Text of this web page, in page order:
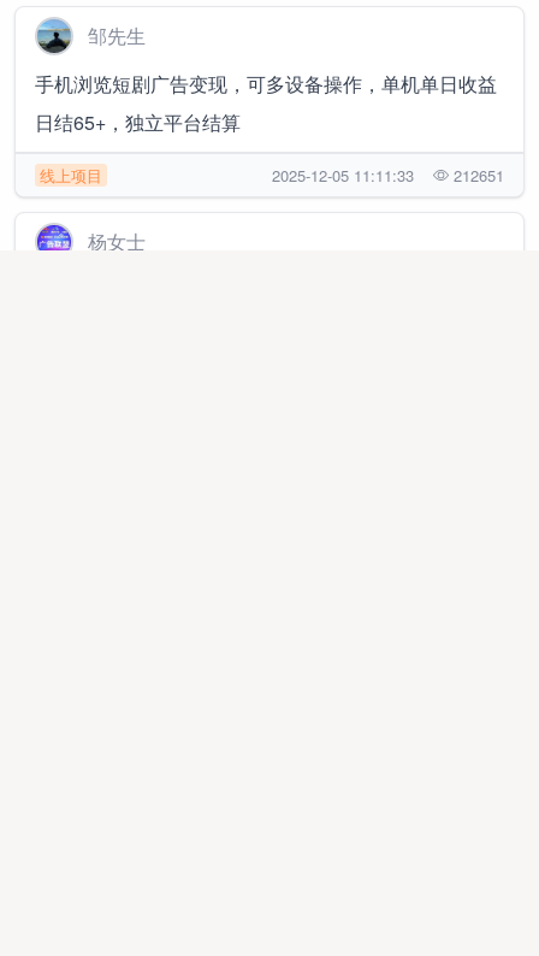
邹先生
手机浏览短剧广告变现，可多设备操作，单机单日收益
日结65+，独立平台结算
线上项目 2025-12-05 11:11:33 212651
杨女士